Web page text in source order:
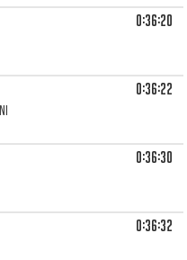
0:36:20
0:36:22
0:36:30
0:36:32